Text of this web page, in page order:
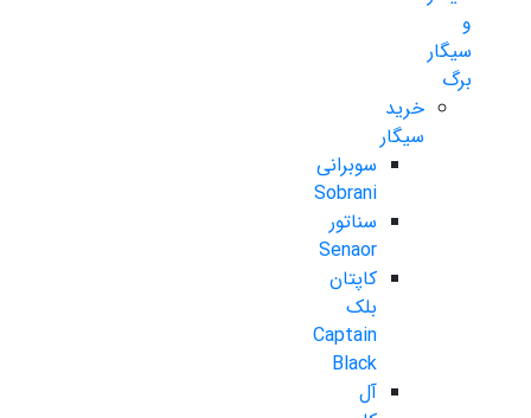
و
سیگار
برگ
خرید
سیگار
سوبرانی
Sobrani
سناتور
Senaor
کاپتان
بلک
Captain
Black
آل